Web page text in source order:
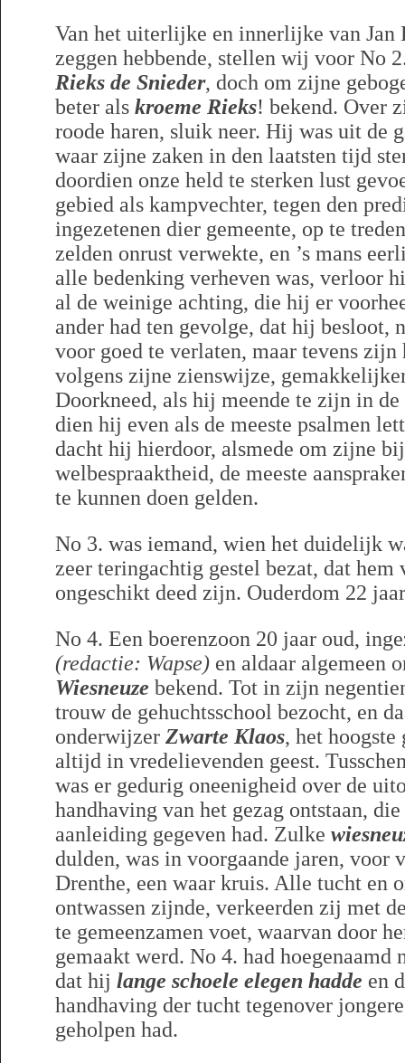
Van het uiterlijke en innerlijke van Jan
zeggen hebbende, stellen wij voor No
Rieks de Snieder, doch om zijne
beter als kroeme Rieks! bekend. Over
roode haren, sluik neer. Hij was uit de
waar zijne zaken in den laatsten tijd
doordien onze held te sterken lust
gebied als kampvechter, tegen den
ingezetenen dier gemeente, op te
zelden onrust verwekte, en ’s mans
alle bedenking verheven was, verloor
al de weinige achting, die hij er
ander had ten gevolge, dat hij besloot,
voor goed te verlaten, maar tevens zijn
volgens zijne zienswijze,
Doorkneed, als hij meende te zijn in
dien hij even als de meeste psalmen
dacht hij hierdoor, alsmede om zijne
welbespraaktheid, de meeste
te kunnen doen gelden.
No 3. was iemand, wien het duidelijk
zeer teringachtig gestel bezat, dat hem
ongeschikt deed zijn. Ouderdom 22
No 4. Een boerenzoon 20 jaar oud,
(redactie: Wapse) en aldaar algemeen
Wiesneuze bekend. Tot in zijn
trouw de gehuchtsschool bezocht, en
onderwijzer Zwarte Klaos, het hoogste
altijd in vredelievenden geest.
was er gedurig oneenigheid over de
handhaving van het gezag ontstaan,
aanleiding gegeven had. Zulke
dulden, was in voorgaande jaren, voor
Drenthe, een waar kruis. Alle tucht en
ontwassen zijnde, verkeerden zij met
te gemeenzamen voet, waarvan door
gemaakt werd. No 4. had hoegenaamd
dat hij lange schoele elegen hadde en
handhaving der tucht tegenover
geholpen had.